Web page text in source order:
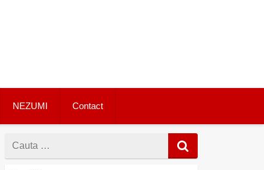
NEZUMI Contact
Cauta